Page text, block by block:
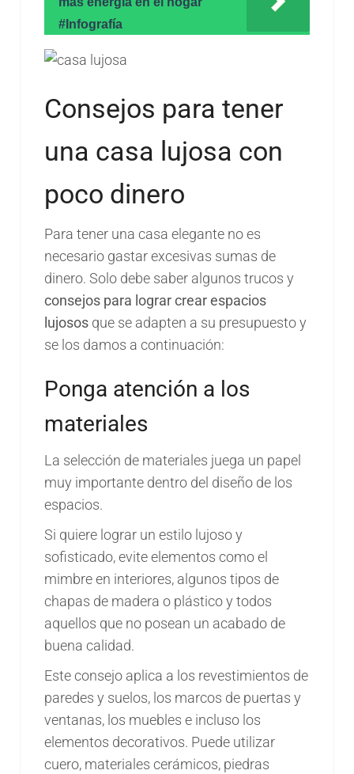
#Infografía
Consejos para tener
una casa lujosa con
poco dinero
Para tener una casa elegante no es
necesario gastar excesivas sumas de
dinero. Solo debe saber algunos trucos y
consejos para lograr crear espacios
lujosos que se adapten a su presupuesto y
se los damos a continuación:
Ponga atención a los
materiales
La selección de materiales juega un papel
muy importante dentro del diseño de los
espacios.
Si quiere lograr un estilo lujoso y
sofisticado, evite elementos como el
mimbre en interiores, algunos tipos de
chapas de madera o plástico y todos
aquellos que no posean un acabado de
buena calidad.
Este consejo aplica a los revestimientos de
paredes y suelos, los marcos de puertas y
ventanas, los muebles e incluso los
elementos decorativos. Puede utilizar
cuero, materiales cerámicos, piedras